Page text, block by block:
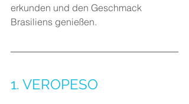
erkunden und den Geschmack
Brasiliens genießen.
1. VEROPESO